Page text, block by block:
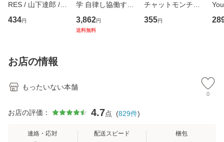
RES / 山下達郎 /
イーストウエス
ト・ジャパン [CD]
434円
学 自律し協働する
専門職の看護マネ
ジメントスキル 改
3,862円
送料無料
チャットモンチー /
キューンレコード
[CD]【メール便送
355円
のが
お店の情報
もったいない本舗
0
お店の評価： 4.7点 (829件)
連絡・応対 配送スピード 梱包